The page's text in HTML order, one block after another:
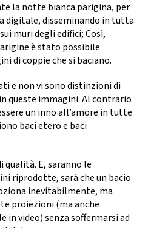
la notte bianca parigina, per
digitale, disseminando in tutta
muri degli edifici; Così,
è stato possibile
di coppie che si baciano.
e non vi sono distinzioni di
queste immagini. Al contrario
un inno all’amore in tutte
baci etero e baci
qualità. E, saranno le
riprodotte, sarà che un bacio
inevitabilmente, ma
proiezioni (ma anche
in video) senza soffermarsi ad